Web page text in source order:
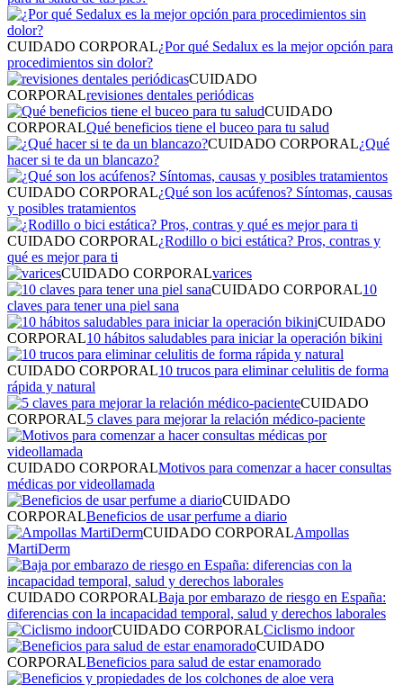
CUIDADO CORPORAL¿Por qué Sedalux es la mejor opción para
procedimientos sin dolor?
CUIDADO
CORPORALrevisiones dentales periódicas
CUIDADO
CORPORALQué beneficios tiene el buceo para tu salud
CUIDADO CORPORAL¿Qué
hacer si te da un blancazo?
CUIDADO CORPORAL¿Qué son los acúfenos? Síntomas, causas
y posibles tratamientos
CUIDADO CORPORAL¿Rodillo o bici estática? Pros, contras y
qué es mejor para ti
CUIDADO CORPORALvarices
CUIDADO CORPORAL10
claves para tener una piel sana
CUIDADO
CORPORAL10 hábitos saludables para iniciar la operación bikini
CUIDADO CORPORAL10 trucos para eliminar celulitis de forma
rápida y natural
CUIDADO
CORPORAL5 claves para mejorar la relación médico-paciente
CUIDADO CORPORALMotivos para comenzar a hacer consultas
médicas por videollamada
CUIDADO
CORPORALBeneficios de usar perfume a diario
CUIDADO CORPORALAmpollas
MartiDerm
CUIDADO CORPORALBaja por embarazo de riesgo en España:
diferencias con la incapacidad temporal, salud y derechos laborales
CUIDADO CORPORALCiclismo indoor
CUIDADO
CORPORALBeneficios para salud de estar enamorado